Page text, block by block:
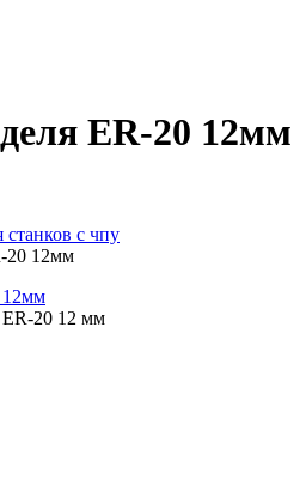
ER-20 12мм
с чпу
20 12мм
20 12 мм